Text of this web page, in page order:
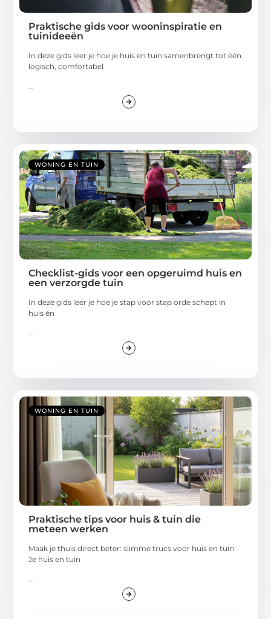
Praktische gids voor wooninspiratie en
tuinideeën
In deze gids leer je hoe je huis en tuin samenbrengt tot één
logisch, comfortabel
WONING EN TUIN
Checklist-gids voor een opgeruimd huis en
een verzorgde tuin
In deze gids leer je hoe je stap voor stap orde schept in
huis én
...
WONING EN TUIN
Praktische tips voor huis & tuin die
meteen werken
Maak je thuis direct beter: slimme trucs voor huis en tuin
Je huis en tuin
...